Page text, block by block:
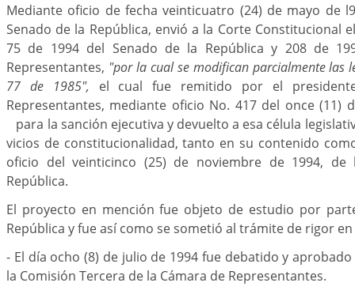
Mediante oficio de fecha veinticuatro (24) de mayo de
Senado de la República, envió a la Corte Constitucional
75 de 1994 del Senado de la República y 208 de
Representantes, "por la cual se modifican parcialmente las
77 de 1985", el cual fue remitido por el
Representantes, mediante oficio No. 417 del once (11)
para la sanción ejecutiva y devuelto a esa célula
vicios de constitucionalidad, tanto en su contenido
oficio del veinticinco (25) de noviembre de 1994, de
República.
El proyecto en mención fue objeto de estudio por
República y fue así como se sometió al trámite de rigor
- El día ocho (8) de julio de 1994 fue debatido y
la Comisión Tercera de la Cámara de Representantes.